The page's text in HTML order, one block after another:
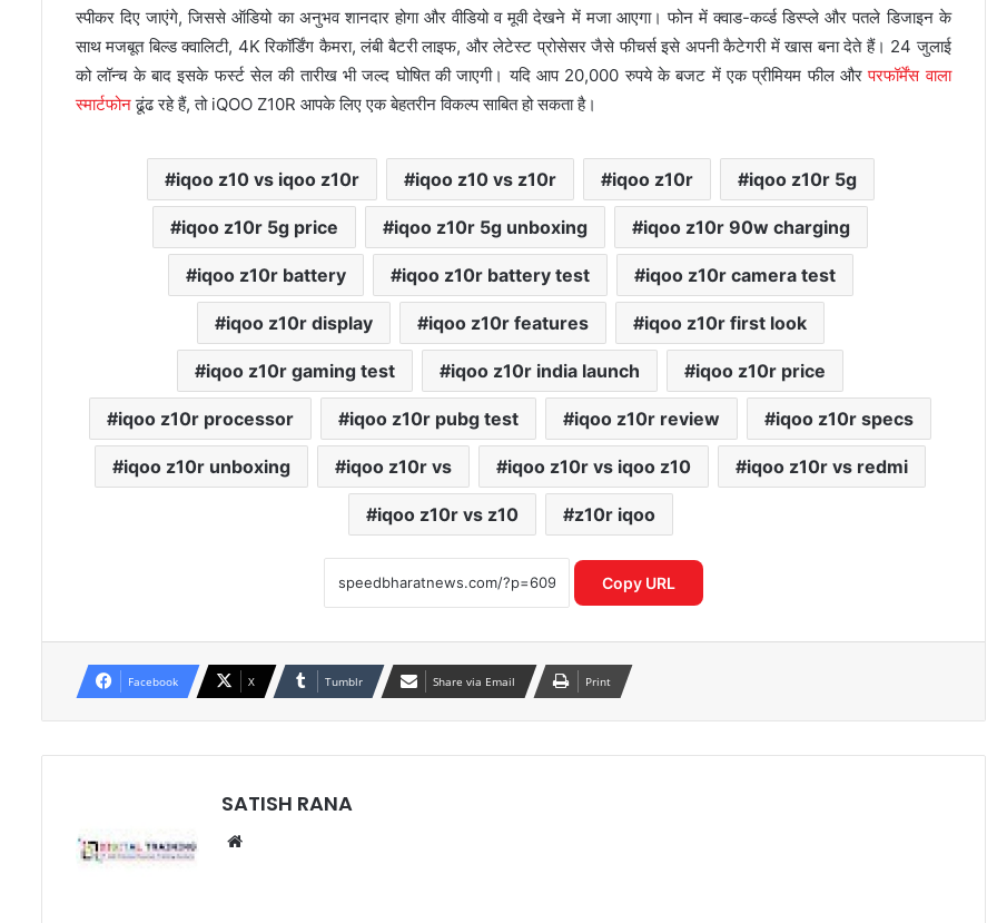
स्पीकर दिए जाएंगे, जिससे ऑडियो का अनुभव शानदार होगा और वीडियो व मूवी देखने में मजा आएगा। फोन में क्वाड-कर्व्ड डिस्प्ले और पतले डिजाइन के
साथ मजबूत बिल्ड क्वालिटी, 4K रिकॉर्डिंग कैमरा, लंबी बैटरी लाइफ, और लेटेस्ट प्रोसेसर जैसे फीचर्स इसे अपनी कैटेगरी में खास बना देते हैं। 24 जुलाई
को लॉन्च के बाद इसके फर्स्ट सेल की तारीख भी जल्द घोषित की जाएगी। यदि आप 20,000 रुपये के बजट में एक प्रीमियम फील औरपरफॉर्मेंस वाला
स्मार्टफोनढूंढ रहे हैं, तो iQOO Z10R आपके लिए एक बेहतरीन विकल्प साबित हो सकता है।
iqoo z10 vs iqoo z10r iqoo z10 vs z10r iqoo z10r iqoo z10r 5g
iqoo z10r 5g price iqoo z10r 5g unboxing iqoo z10r 90w charging
iqoo z10r battery iqoo z10r battery test iqoo z10r camera test
iqoo z10r display iqoo z10r features iqoo z10r first look
iqoo z10r gaming test iqoo z10r india launch iqoo z10r price
iqoo z10r processor iqoo z10r pubg test iqoo z10r review iqoo z10r specs
iqoo z10r unboxing iqoo z10r vs iqoo z10r vs iqoo z10 iqoo z10r vs redmi
iqoo z10r vs z10 z10r iqoo
Copy URL
Facebook X Tumblr Share via Email Print
SATISH RANA
गलत UPI ट्रांजेक्शन हो गया? घबराएं नहीं, इन 4
तरीकों से वापस पा सकते हैं अपना पैसा
फोन ने फ्लैगशिप मार्केट में मचाई हलचल
I4C का नया मॉडल साइबर अपराधियों पर